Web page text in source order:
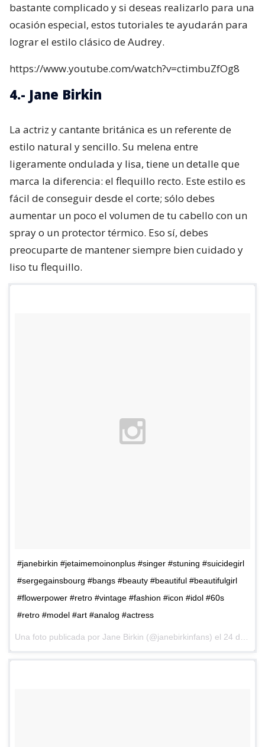
bastante complicado y si deseas realizarlo para una
ocasión especial, estos tutoriales te ayudarán para
lograr el estilo clásico de Audrey.
https://www.youtube.com/watch?v=ctimbuZfOg8
4.- Jane Birkin
La actriz y cantante británica es un referente de
estilo natural y sencillo. Su melena entre
ligeramente ondulada y lisa, tiene un detalle que
marca la diferencia: el flequillo recto. Este estilo es
fácil de conseguir desde el corte; sólo debes
aumentar un poco el volumen de tu cabello con un
spray o un protector térmico. Eso sí, debes
preocuparte de mantener siempre bien cuidado y
liso tu flequillo.
#janebirkin #jetaimemoinonplus #singer #stuning #suicidegirl
#sergegainsbourg #bangs #beauty #beautiful #beautifulgirl
#flowerpower #retro #vintage #fashion #icon #idol #60s
#retro #model #art #analog #actress
Una foto publicada por Jane Birkin (@janebirkinfans) el 24 de Ene de 2014 a la(s) 12:22 PST